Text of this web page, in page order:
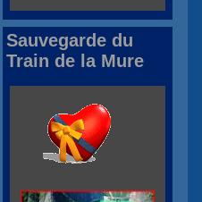
Sauvegarde du
Train de la Mure